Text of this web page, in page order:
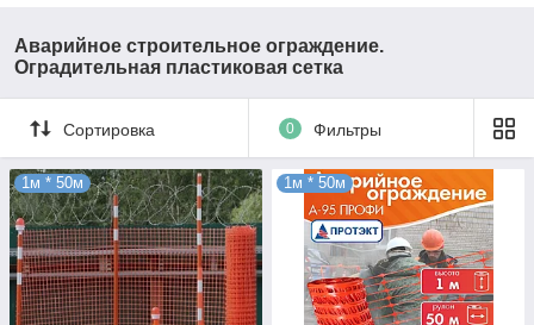
Аварийное строительное ограждение.
Оградительная пластиковая сетка
Сортировка 0 Фильтры
1м * 50м 1м * 50м